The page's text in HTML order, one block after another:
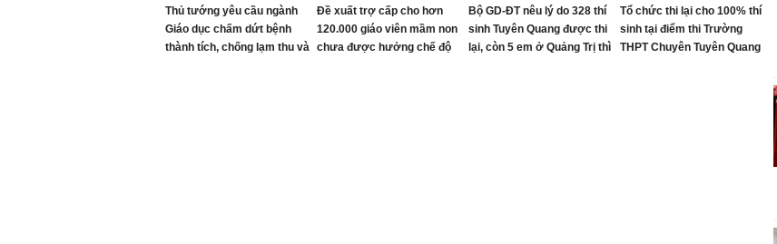
Thủ tướng yêu cầu ngành
Giáo dục chấm dứt bệnh
thành tích, chống lạm thu và
Đề xuất trợ cấp cho hơn
120.000 giáo viên mầm non
chưa được hưởng chế độ
Bộ GD-ĐT nêu lý do 328 thí
sinh Tuyên Quang được thi
lại, còn 5 em ở Quảng Trị thì
Tổ chức thi lại cho 100% thí
sinh tại điểm thi Trường
THPT Chuyên Tuyên Quang